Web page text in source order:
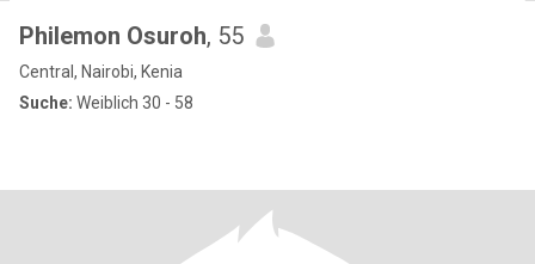
Philemon Osuroh, 55
Central, Nairobi, Kenia
Suche: Weiblich 30 - 58